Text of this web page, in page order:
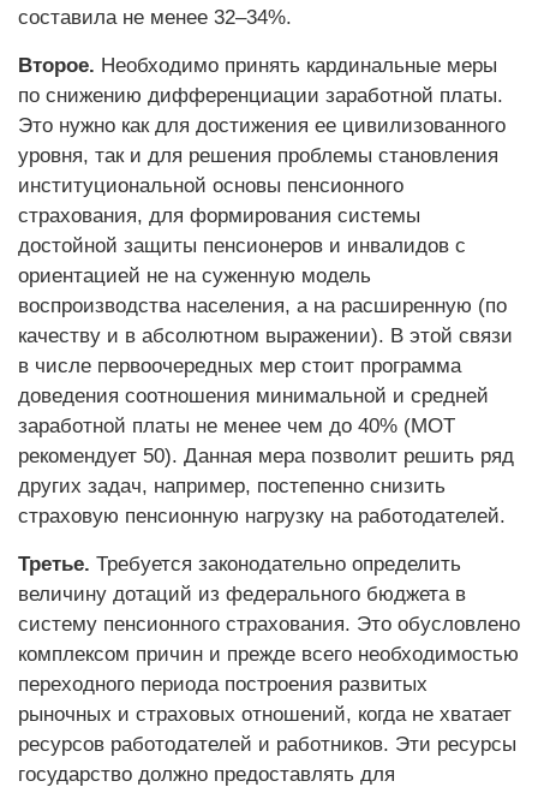
составила не менее 32–34%.
Второе. Необходимо принять кардинальные меры
по снижению дифференциации заработной платы.
Это нужно как для достижения ее цивилизованного
уровня, так и для решения проблемы становления
институциональной основы пенсионного
страхования, для формирования системы
достойной защиты пенсионеров и инвалидов с
ориентацией не на суженную модель
воспроизводства населения, а на расширенную (по
качеству и в абсолютном выражении). В этой связи
в числе первоочередных мер стоит программа
доведения соотношения минимальной и средней
заработной платы не менее чем до 40% (МОТ
рекомендует 50). Данная мера позволит решить ряд
других задач, например, постепенно снизить
страховую пенсионную нагрузку на работодателей.
Третье. Требуется законодательно определить
величину дотаций из федерального бюджета в
систему пенсионного страхования. Это обусловлено
комплексом причин и прежде всего необходимостью
переходного периода построения развитых
рыночных и страховых отношений, когда не хватает
ресурсов работодателей и работников. Эти ресурсы
государство должно предоставлять для